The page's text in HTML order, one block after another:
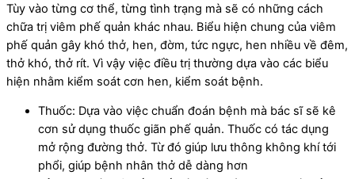
Tùy vào từng cơ thể, từng tình trạng mà sẽ có những cách
chữa trị viêm phế quản khác nhau. Biểu hiện chung của viêm
phế quản gây khó thở, hen, đờm, tức ngực, hen nhiều về đêm,
thở khó, thở rít. Vì vậy việc điều trị thường dựa vào các biểu
hiện nhằm kiểm soát cơn hen, kiểm soát bệnh.
Thuốc: Dựa vào việc chuẩn đoán bệnh mà bác sĩ sẽ kê
cơn sử dụng thuốc giãn phế quản. Thuốc có tác dụng
mở rộng đường thở. Từ đó giúp lưu thông không khí tới
phổi, giúp bệnh nhân thở dễ dàng hơn